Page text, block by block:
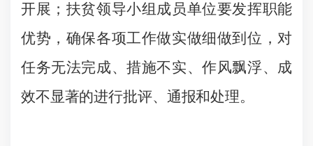
开展；扶贫领导小组成员单位要发挥职能
优势，确保各项工作做实做细做到位，对
任务无法完成、措施不实、作风飘浮、成
效不显著的进行批评、通报和处理。